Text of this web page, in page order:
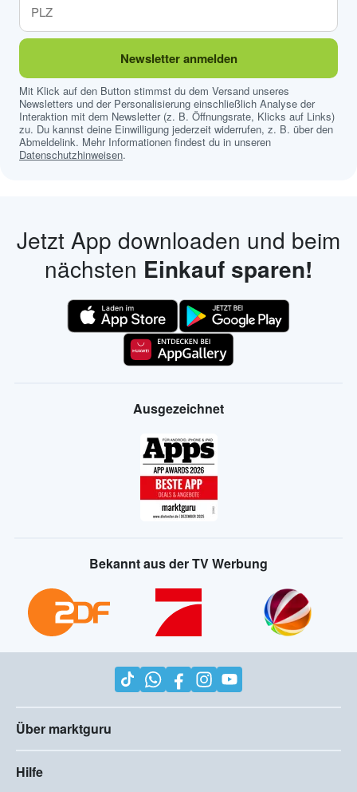
Newsletter anmelden
Mit Klick auf den Button stimmst du dem Versand unseres
Newsletters und der Personalisierung einschließlich Analyse der
Interaktion mit dem Newsletter (z. B. Öffnungsrate, Klicks auf Links)
zu. Du kannst deine Einwilligung jederzeit widerrufen, z. B. über den
Abmeldelink. Mehr Informationen findest du in unseren
Datenschutzhinweisen.
Jetzt App downloaden und beim
nächsten Einkauf sparen!
Ausgezeichnet
Bekannt aus der TV Werbung
Über marktguru
Hilfe